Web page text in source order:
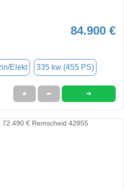
84.900 €
Elekt 335 kw (455 PS)
★ ➦ ➜